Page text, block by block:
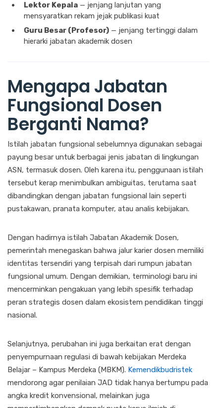
Lektor Kepala — jenjang lanjutan yang
mensyaratkan rekam jejak publikasi kuat
Guru Besar (Profesor) — jenjang tertinggi dalam
hierarki jabatan akademik dosen
Mengapa Jabatan
Fungsional Dosen
Berganti Nama?
Istilah jabatan fungsional sebelumnya digunakan sebagai
payung besar untuk berbagai jenis jabatan di lingkungan
ASN, termasuk dosen. Oleh karena itu, penggunaan istilah
tersebut kerap menimbulkan ambiguitas, terutama saat
dibandingkan dengan jabatan fungsional lain seperti
pustakawan, pranata komputer, atau analis kebijakan.
Dengan hadirnya istilah Jabatan Akademik Dosen,
pemerintah menegaskan bahwa jalur karier dosen memiliki
identitas tersendiri yang terpisah dari rumpun jabatan
fungsional umum. Dengan demikian, terminologi baru ini
mencerminkan pengakuan yang lebih spesifik terhadap
peran strategis dosen dalam ekosistem pendidikan tinggi
nasional.
Selanjutnya, perubahan ini juga berkaitan erat dengan
penyempurnaan regulasi di bawah kebijakan Merdeka
Belajar – Kampus Merdeka (MBKM). Kemendikbudristek
mendorong agar penilaian JAD tidak hanya bertumpu pada
angka kredit konvensional, melainkan juga